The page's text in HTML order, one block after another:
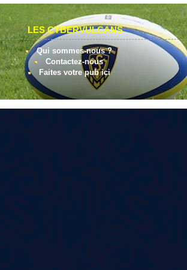
LES CYBERVULCANS
Qui sommes-nous ?
Contactez-nous
Faites votre pub ici